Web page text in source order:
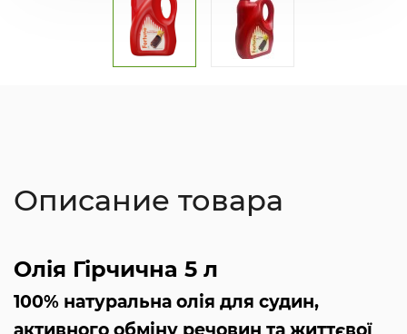
Описание товара
Олія Гірчична 5 л
100% натуральна олія для судин,